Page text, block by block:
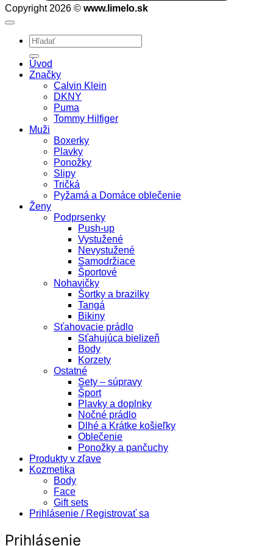
Copyright 2026 © www.limelo.sk
Hľadať:
Úvod
Značky
Calvin Klein
DKNY
Puma
Tommy Hilfiger
Muži
Boxerky
Plavky
Ponožky
Slipy
Tričká
Pyžamá a Domáce oblečenie
Ženy
Podprsenky
Push-up
Vystužené
Nevystužené
Samodržiace
Športové
Nohavičky
Šortky a brazilky
Tangá
Bikiny
Sťahovacie prádlo
Sťahujúca bielizeň
Body
Korzety
Ostatné
Sety – súpravy
Šport
Plavky a doplnky
Nočné prádlo
Dlhé a Krátke košieľky
Oblečenie
Ponožky a pančuchy
Produkty v zľave
Kozmetika
Body
Face
Gift sets
Prihlásenie / Registrovať sa
Prihlásenie